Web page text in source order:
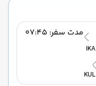
مدت سفر: 07:45